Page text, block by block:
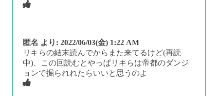
匿名 より: 2022/06/03(金) 1:22 AM
リキらの結末読んでからまた来てるけど(再読
中)、この回読むとやっぱリキらは帝都のダンジ
ョンで掘られれたらいいと思うのよ